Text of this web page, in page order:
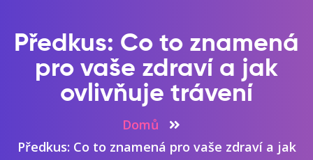
Předkus: Co to znamená
pro vaše zdraví a jak
ovlivňuje trávení
Domů
Předkus: Co to znamená pro vaše zdraví a jak